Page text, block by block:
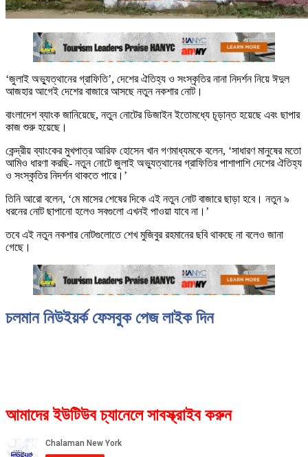
‘জুলাই অভ্যুত্থানের গ্রাফিতি’, দেশের ঐতিহ্য ও সংস্কৃতির নানা নিদর্শন নিয়ে ঈদুল
আজহার আগেই দেশের বাজারে আসছে নতুন নকশার নোট।
বাংলাদেশ ব্যাংক জানিয়েছে, নতুন নোটের ডিজাইন ইতোমধ্যে চূড়ান্ত হয়েছে এবং ছাপার
কাজ শুরু হয়েছে।
কেন্দ্রীয় ব্যাংকের মুখপাত্র আরিফ হোসেন খান গণমাধ্যমকে বলেন, ‘সাধারণ মানুষের মতো
আমিও ধারণা করছি- নতুন নোটে জুলাই অভ্যুত্থানের গ্রাফিতির পাশাপাশি দেশের ঐতিহ্য
ও সংস্কৃতির নিদর্শন থাকতে পারে।’
তিনি আরো বলেন, ‘মে মাসের শেষের দিকে এই নতুন নোট বাজারে ছাড়া হবে। নতুন ৯
ধরনের নোট ছাপানো হলেও সবগুলো এখনই পাওয়া যাবে না।’
তবে এই নতুন নকশার নোটগুলোতে শেখ মুজিবুর রহমানের ছবি থাকছে না বলেও জানা
গেছে।
চলমান নিউইয়র্ক ফেসবুক পেজ লাইক দিন
আমাদের ইউটিউব চ্যানেলে সাবস্ক্রাইব করুন